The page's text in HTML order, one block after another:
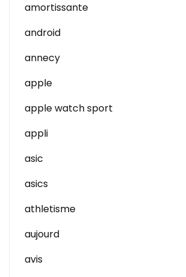
amortissante
android
annecy
apple
apple watch sport
appli
asic
asics
athletisme
aujourd
avis